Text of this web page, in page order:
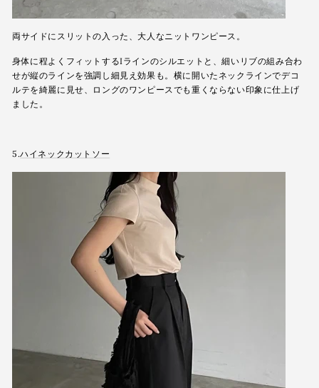
両サイドにスリットの入った、大人なニットワンピース。
身体に程よくフィットするIラインのシルエットと、細いリブの組み合わ
せが縦のラインを強調し細見え効果も。横に開いたネックラインでデコ
ルテを綺麗に見せ、ロングのワンピースでも重くならない印象に仕上げ
ました。
5.ハイネックカットソー